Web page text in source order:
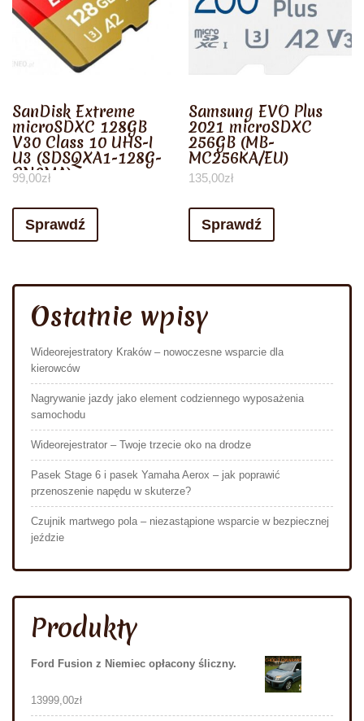
SanDisk Extreme
microSDXC 128GB
V30 Class 10 UHS-I
U3 (SDSQXA1-128G-
GN6MA)
99,00zł
Sprawdź
Samsung EVO Plus
2021 microSDXC
256GB (MB-
MC256KA/EU)
135,00zł
Sprawdź
Ostatnie wpisy
Wideorejestratory Kraków – nowoczesne wsparcie dla
kierowców
Nagrywanie jazdy jako element codziennego wyposażenia
samochodu
Wideorejestrator – Twoje trzecie oko na drodze
Pasek Stage 6 i pasek Yamaha Aerox – jak poprawić
przenoszenie napędu w skuterze?
Czujnik martwego pola – niezastąpione wsparcie w bezpiecznej
jeździe
Produkty
Ford Fusion z Niemiec opłacony śliczny.
13999,00zł